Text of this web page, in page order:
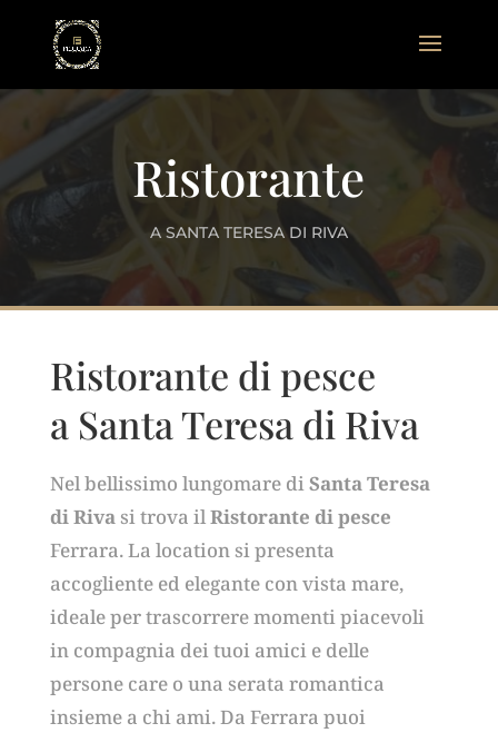
Ristorante
A SANTA TERESA DI RIVA
Ristorante di pesce
a Santa Teresa di Riva
Nel bellissimo lungomare diSanta Teresa
di Rivasi trova ilRistorante di pesce
Ferrara. La location si presenta
accogliente ed elegante con vista mare,
ideale per trascorrere momenti piacevoli
in compagnia dei tuoi amici e delle
persone care o una serata romantica
insieme a chi ami. Da Ferrara puoi